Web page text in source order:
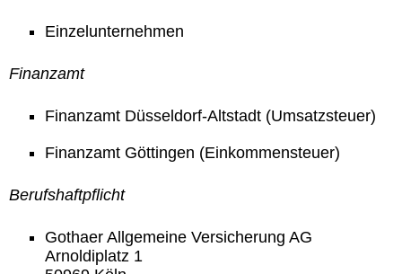
Einzelunternehmen
Finanzamt
Finanzamt Düsseldorf-Altstadt (Umsatzsteuer)
Finanzamt Göttingen (Einkommensteuer)
Berufshaftpflicht
Gothaer Allgemeine Versicherung AG
Arnoldiplatz 1